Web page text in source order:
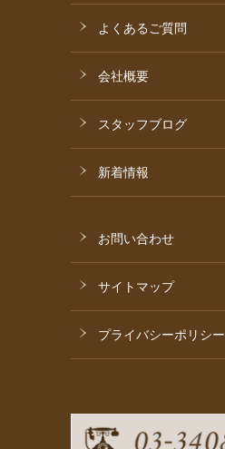
よくあるご質問
会社概要
スタッフブログ
新着情報
お問い合わせ
サイトマップ
プライバシーポリシー